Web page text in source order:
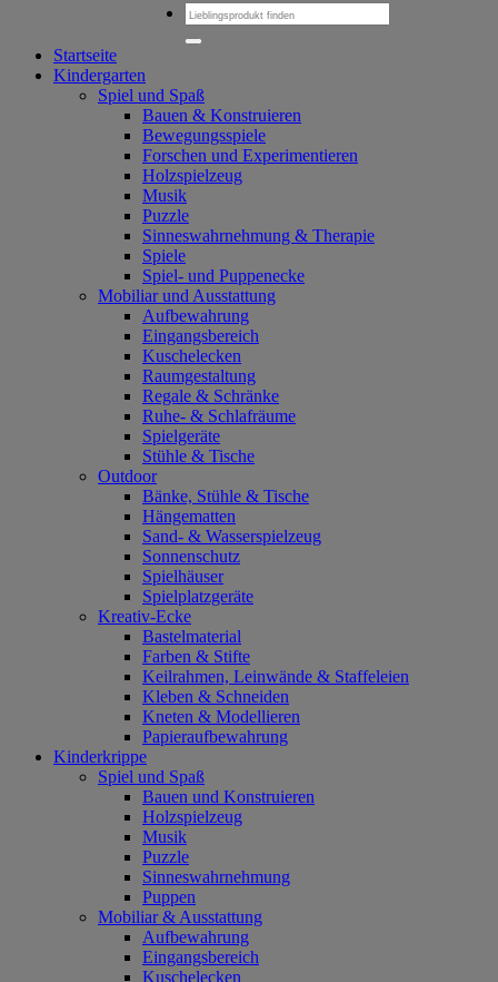
Suchen
nach:
Startseite
Kindergarten
Spiel und Spaß
Bauen & Konstruieren
Bewegungsspiele
Forschen und Experimentieren
Holzspielzeug
Musik
Puzzle
Sinneswahrnehmung & Therapie
Spiele
Spiel- und Puppenecke
Mobiliar und Ausstattung
Aufbewahrung
Eingangsbereich
Kuschelecken
Raumgestaltung
Regale & Schränke
Ruhe- & Schlafräume
Spielgeräte
Stühle & Tische
Outdoor
Bänke, Stühle & Tische
Hängematten
Sand- & Wasserspielzeug
Sonnenschutz
Spielhäuser
Spielplatzgeräte
Kreativ-Ecke
Bastelmaterial
Farben & Stifte
Keilrahmen, Leinwände & Staffeleien
Kleben & Schneiden
Kneten & Modellieren
Papieraufbewahrung
Kinderkrippe
Spiel und Spaß
Bauen und Konstruieren
Holzspielzeug
Musik
Puzzle
Sinneswahrnehmung
Puppen
Mobiliar & Ausstattung
Aufbewahrung
Eingangsbereich
Kuschelecken